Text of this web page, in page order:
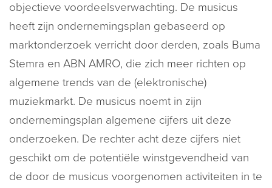
objectieve voordeelsverwachting. De musicus
heeft zijn ondernemingsplan gebaseerd op
marktonderzoek verricht door derden, zoals Buma
Stemra en ABN AMRO, die zich meer richten op
algemene trends van de (elektronische)
muziekmarkt. De musicus noemt in zijn
ondernemingsplan algemene cijfers uit deze
onderzoeken. De rechter acht deze cijfers niet
geschikt om de potentiële winstgevendheid van
de door de musicus voorgenomen activiteiten in te